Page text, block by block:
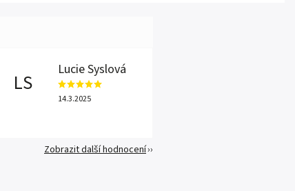
LS
Lucie Syslová
14.3.2025
Zobrazit další hodnocení